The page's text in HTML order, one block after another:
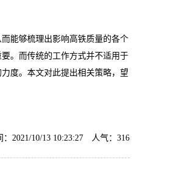
能够梳理出影响高铁质量的各个
。而传统的工作方式并不适用于
度。本文对此提出相关策略，望
2021/10/13 10:23:27 人气： 316